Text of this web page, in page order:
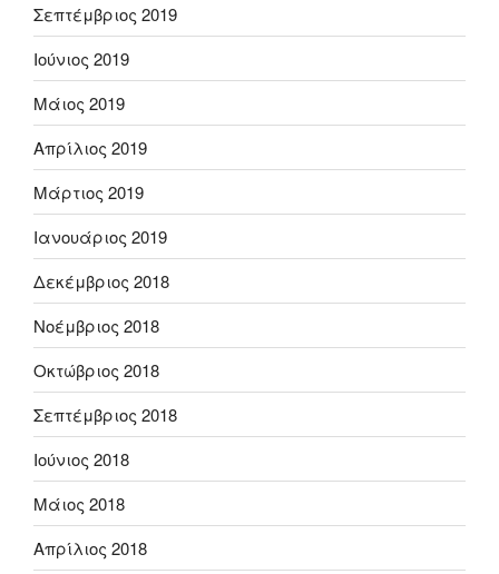
Σεπτέμβριος 2019
Ιούνιος 2019
Μάιος 2019
Απρίλιος 2019
Μάρτιος 2019
Ιανουάριος 2019
Δεκέμβριος 2018
Νοέμβριος 2018
Οκτώβριος 2018
Σεπτέμβριος 2018
Ιούνιος 2018
Μάιος 2018
Απρίλιος 2018